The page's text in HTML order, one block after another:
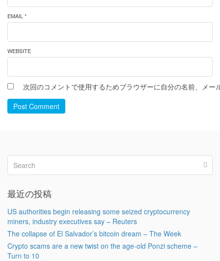
EMAIL *
WEBSITE
次回のコメントで使用するためブラウザーに自分の名前、メー
Post Comment
最近の投稿
US authorities begin releasing some seized cryptocurrency
miners, industry executives say – Reuters
The collapse of El Salvador’s bitcoin dream – The Week
Crypto scams are a new twist on the age-old Ponzi scheme –
Turn to 10